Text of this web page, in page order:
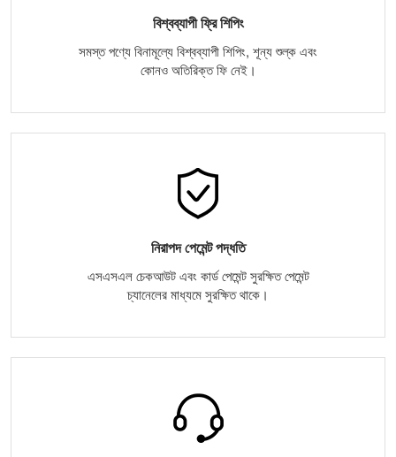
বিশ্বব্যাপী ফ্রি শিপিং
সমস্ত পণ্যে বিনামূল্যে বিশ্বব্যাপী শিপিং, শূন্য শুল্ক এবং
কোনও অতিরিক্ত ফি নেই।
নিরাপদ পেমেন্ট পদ্ধতি
এসএসএল চেকআউট এবং কার্ড পেমেন্ট সুরক্ষিত পেমেন্ট
চ্যানেলের মাধ্যমে সুরক্ষিত থাকে।